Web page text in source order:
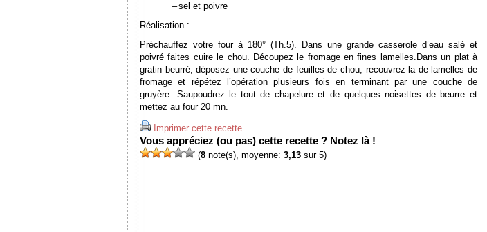
–sel et poivre
Réalisation :
Préchauffez votre four à 180° (Th.5). Dans une grande casserole d’eau salé et
poivré faites cuire le chou. Découpez le fromage en fines lamelles.Dans un plat à
gratin beurré, déposez une couche de feuilles de chou, recouvrez la de lamelles de
fromage et répétez l’opération plusieurs fois en terminant par une couche de
gruyère. Saupoudrez le tout de chapelure et de quelques noisettes de beurre et
mettez au four 20 mn.
Imprimer cette recette
Vous appréciez (ou pas) cette recette ? Notez là !
(8 note(s), moyenne: 3,13 sur 5)